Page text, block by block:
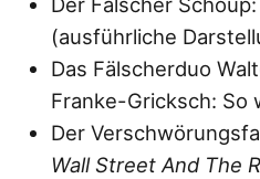
(ausführliche
Das Fälscherduo
Franke-Gricksch: So
Der
Wall Street And The